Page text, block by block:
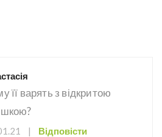
її варять з відкритою
| Відповісти